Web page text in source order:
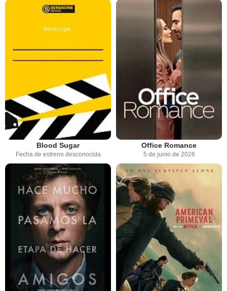
Blood Sugar
Fecha de estreno desconocida
Office Romance
5 de junio de 2026